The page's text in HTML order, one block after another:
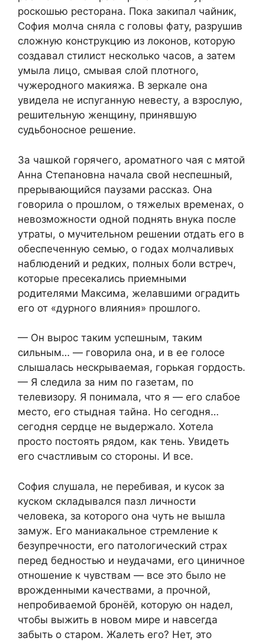
роскошью ресторана. Пока закипал чайник,
София молча сняла с головы фату, разрушив
сложную конструкцию из локонов, которую
создавал стилист несколько часов, а затем
умыла лицо, смывая слой плотного,
чужеродного макияжа. В зеркале она
увидела не испуганную невесту, а взрослую,
решительную женщину, принявшую
судьбоносное решение.
За чашкой горячего, ароматного чая с мятой
Анна Степановна начала свой неспешный,
прерывающийся паузами рассказ. Она
говорила о прошлом, о тяжелых временах, о
невозможности одной поднять внука после
утраты, о мучительном решении отдать его в
обеспеченную семью, о годах молчаливых
наблюдений и редких, полных боли встреч,
которые пресекались приемными
родителями Максима, желавшими оградить
его от «дурного влияния» прошлого.
— Он вырос таким успешным, таким
сильным… — говорила она, и в ее голосе
слышалась нескрываемая, горькая гордость.
— Я следила за ним по газетам, по
телевизору. Я понимала, что я — его слабое
место, его стыдная тайна. Но сегодня…
сегодня сердце не выдержало. Хотела
просто постоять рядом, как тень. Увидеть
его счастливым со стороны. И все.
София слушала, не перебивая, и кусок за
куском складывался пазл личности
человека, за которого она чуть не вышла
замуж. Его маниакальное стремление к
безупречности, его патологический страх
перед бедностью и неудачами, его циничное
отношение к чувствам — все это было не
врожденными качествами, а прочной,
непробиваемой бронёй, которую он надел,
чтобы выжить в новом мире и навсегда
забыть о старом. Жалеть его? Нет, это